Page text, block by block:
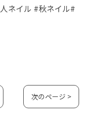
ネイル #秋ネイル#
次のページ >